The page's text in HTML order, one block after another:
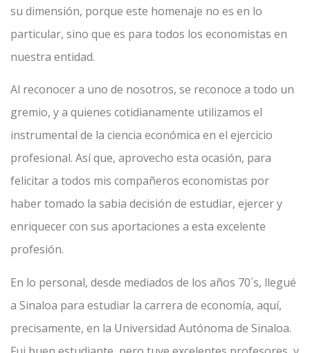
su dimensión, porque este homenaje no es en lo
particular, sino que es para todos los economistas en
nuestra entidad.
Al reconocer a uno de nosotros, se reconoce a todo un
gremio, y a quienes cotidianamente utilizamos el
instrumental de la ciencia económica en el ejercicio
profesional. Así que, aprovecho esta ocasión, para
felicitar a todos mis compañeros economistas por
haber tomado la sabia decisión de estudiar, ejercer y
enriquecer con sus aportaciones a esta excelente
profesión.
En lo personal, desde mediados de los años 70´s, llegué
a Sinaloa para estudiar la carrera de economía, aquí,
precisamente, en la Universidad Autónoma de Sinaloa.